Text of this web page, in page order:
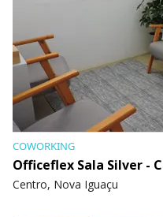
COWORKING
Officeflex Sala Silver -
Centro, Nova Iguaçu